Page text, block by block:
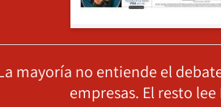
mayoría no entiende el
empresas. El resto lee